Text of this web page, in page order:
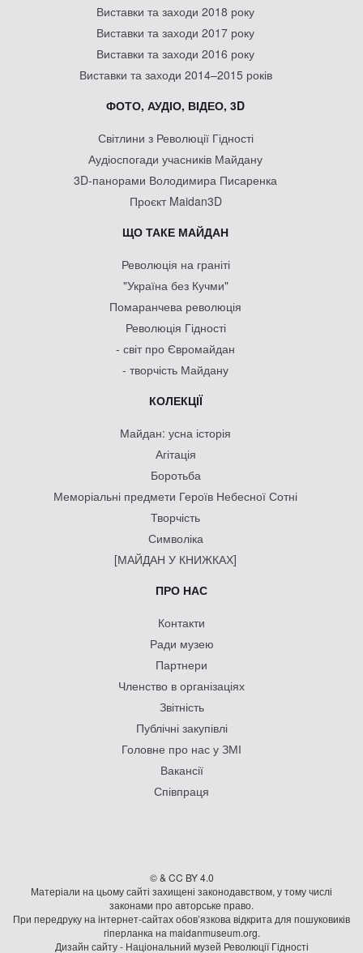
Виставки та заходи 2018 року
Виставки та заходи 2017 року
Виставки та заходи 2016 року
Виставки та заходи 2014–2015 років
ФОТО, АУДІО, ВІДЕО, 3D
Світлини з Революції Гідності
Аудіоспогади учасників Майдану
3D-панорами Володимира Писаренка
Проєкт Maidan3D
ЩО ТАКЕ МАЙДАН
Революція на граніті
"Україна без Кучми"
Помаранчева революція
Революція Гідності
- світ про Євромайдан
- творчість Майдану
КОЛЕКЦІЇ
Майдан: усна історія
Агітація
Боротьба
Меморіальні предмети Героїв Небесної Сотні
Творчість
Символіка
[МАЙДАН У КНИЖКАХ]
ПРО НАС
Контакти
Ради музею
Партнери
Членство в організаціях
Звітність
Публічні закупівлі
Головне про нас у ЗМІ
Вакансії
Співпраця
© & CC BY 4.0
Матеріали на цьому сайті захищені законодавством, у тому числі
законами про авторське право.
При передруку на iнтернет-сайтах обов’язкова відкрита для пошуковиків
гiперланка на maidanmuseum.org.
Дизайн сайту - Національний музей Революції Гідності